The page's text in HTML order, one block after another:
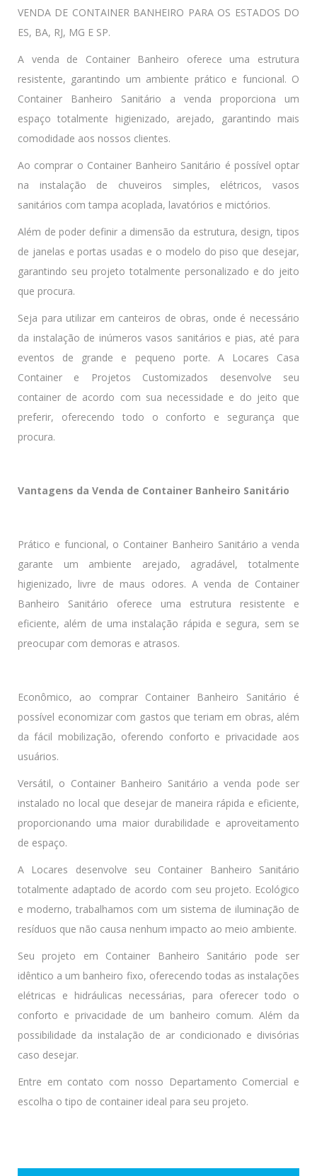
VENDA DE CONTAINER BANHEIRO PARA OS ESTADOS DO
ES, BA, RJ, MG E SP.
A venda de Container Banheiro oferece uma estrutura
resistente, garantindo um ambiente prático e funcional. O
Container Banheiro Sanitário a venda proporciona um
espaço totalmente higienizado, arejado, garantindo mais
comodidade aos nossos clientes.
Ao comprar o Container Banheiro Sanitário é possível optar
na instalação de chuveiros simples, elétricos, vasos
sanitários com tampa acoplada, lavatórios e mictórios.
Além de poder definir a dimensão da estrutura, design, tipos
de janelas e portas usadas e o modelo do piso que desejar,
garantindo seu projeto totalmente personalizado e do jeito
que procura.
Seja para utilizar em canteiros de obras, onde é necessário
da instalação de inúmeros vasos sanitários e pias, até para
eventos de grande e pequeno porte. A Locares Casa
Container e Projetos Customizados desenvolve seu
container de acordo com sua necessidade e do jeito que
preferir, oferecendo todo o conforto e segurança que
procura.
Vantagens da Venda de Container Banheiro Sanitário
Prático e funcional, o Container Banheiro Sanitário a venda
garante um ambiente arejado, agradável, totalmente
higienizado, livre de maus odores. A venda de Container
Banheiro Sanitário oferece uma estrutura resistente e
eficiente, além de uma instalação rápida e segura, sem se
preocupar com demoras e atrasos.
Econômico, ao comprar Container Banheiro Sanitário é
possível economizar com gastos que teriam em obras, além
da fácil mobilização, oferendo conforto e privacidade aos
usuários.
Versátil, o Container Banheiro Sanitário a venda pode ser
instalado no local que desejar de maneira rápida e eficiente,
proporcionando uma maior durabilidade e aproveitamento
de espaço.
A Locares desenvolve seu Container Banheiro Sanitário
totalmente adaptado de acordo com seu projeto. Ecológico
e moderno, trabalhamos com um sistema de iluminação de
resíduos que não causa nenhum impacto ao meio ambiente.
Seu projeto em Container Banheiro Sanitário pode ser
idêntico a um banheiro fixo, oferecendo todas as instalações
elétricas e hidráulicas necessárias, para oferecer todo o
conforto e privacidade de um banheiro comum. Além da
possibilidade da instalação de ar condicionado e divisórias
caso desejar.
Entre em contato com nosso Departamento Comercial e
escolha o tipo de container ideal para seu projeto.